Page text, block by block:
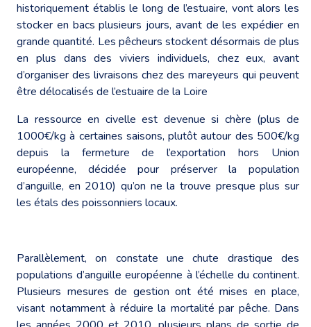
historiquement établis le long de l’estuaire, vont alors les
stocker en bacs plusieurs jours, avant de les expédier en
grande quantité. Les pêcheurs stockent désormais de plus
en plus dans des viviers individuels, chez eux, avant
d’organiser des livraisons chez des mareyeurs qui peuvent
être délocalisés de l’estuaire de la Loire
La ressource en civelle est devenue si chère (plus de
1000€/kg à certaines saisons, plutôt autour des 500€/kg
depuis la fermeture de l’exportation hors Union
européenne, décidée pour préserver la population
d’anguille, en 2010) qu’on ne la trouve presque plus sur
les étals des poissonniers locaux.
Parallèlement, on constate une chute drastique des
populations d’anguille européenne à l’échelle du continent.
Plusieurs mesures de gestion ont été mises en place,
visant notamment à réduire la mortalité par pêche. Dans